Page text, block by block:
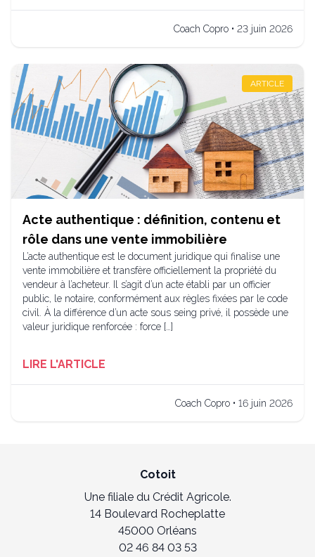
Coach Copro • 23 juin 2026
ARTICLE
Acte authentique : définition, contenu et
rôle dans une vente immobilière
L’acte authentique est le document juridique qui finalise une
vente immobilière et transfère officiellement la propriété du
vendeur à l’acheteur. Il s’agit d’un acte établi par un officier
public, le notaire, conformément aux règles fixées par le code
civil. À la différence d’un acte sous seing privé, il possède une
valeur juridique renforcée : force […]
LIRE L'ARTICLE
Coach Copro • 16 juin 2026
Cotoit
Une filiale du Crédit Agricole.
14 Boulevard Rocheplatte
45000 Orléans
02 46 84 03 53